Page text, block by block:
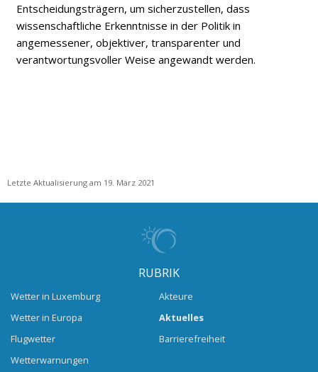
Entscheidungsträgern, um sicherzustellen, dass
wissenschaftliche Erkenntnisse in der Politik in
angemessener, objektiver, transparenter und
verantwortungsvoller Weise angewandt werden.
Letzte Aktualisierung am 19. März 2021
RUBRIK
Wetter in Luxemburg
Wetter in Europa
Flugwetter
Wetterwarnungen
Akteure
Aktuelles
Barrierefreiheit